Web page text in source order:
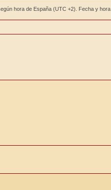
hora de España (UTC +2). Fecha y